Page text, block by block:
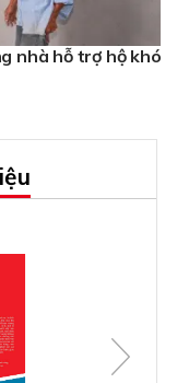
nhà hỗ trợ hộ khó